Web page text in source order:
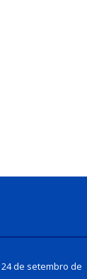
24 de setembro de